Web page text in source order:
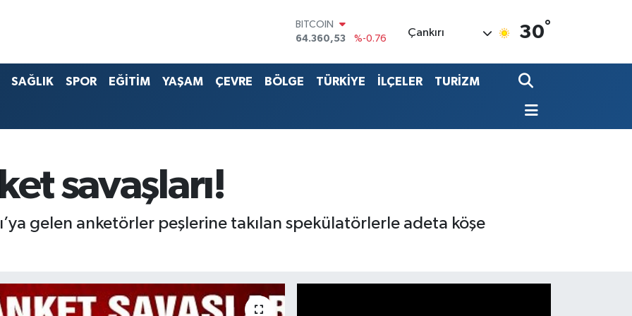
55,0265
%0.01
G.ALTIN
Çankırı 30°
SAĞLIK SPOR EĞİTİM YAŞAM ÇEVRE BÖLGE TÜRKİYE İLÇELER TURİZM
savaşları!
gelen anketörler peşlerine takılan spekülatörlerle adeta köşe